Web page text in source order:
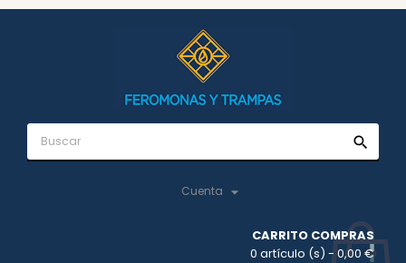
search
Cuenta 
CARRITO COMPRAS
0 artículo (s) - 0,00 €